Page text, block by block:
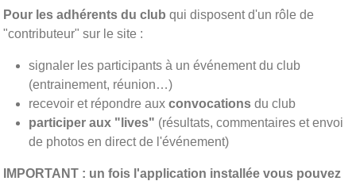
Pour les adhérents du club qui disposent d'un rôle de
"contributeur" sur le site :
signaler les participants à un événement du club
(entrainement, réunion…)
recevoir et répondre aux convocations du club
participer aux "lives" (résultats, commentaires et envoi
de photos en direct de l'événement)
IMPORTANT : un fois l'application installée vous pouvez